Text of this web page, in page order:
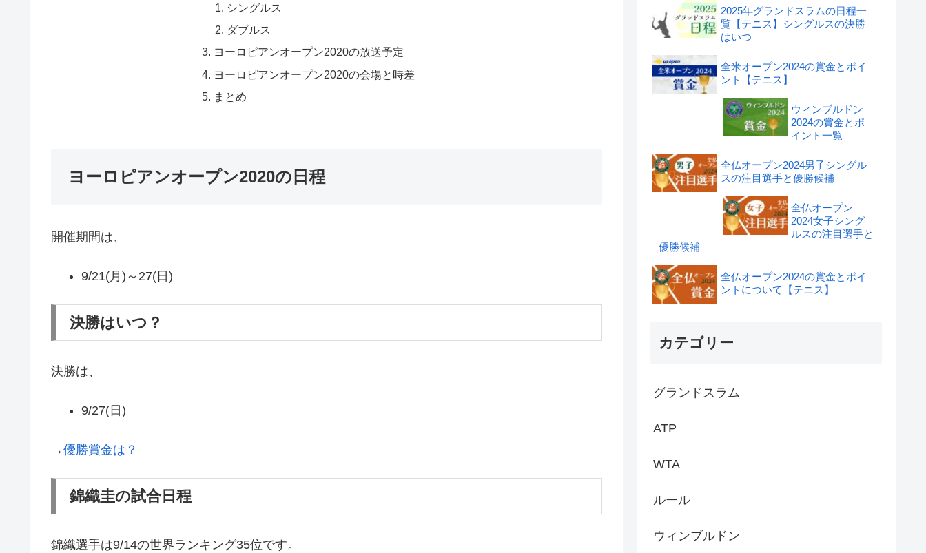
シングルス
ダブルス
ヨーロピアンオープン2020の放送予定
ヨーロピアンオープン2020の会場と時差
まとめ
ヨーロピアンオープン2020の日程
開催期間は、
9/21(月)～27(日)
決勝はいつ？
決勝は、
9/27(日)
→優勝賞金は？
錦織圭の試合日程
錦織選手は9/14の世界ランキング35位です。
2025年グランドスラムの日程一
覧【テニス】シングルスの決勝
はいつ
全米オープン2024の賞金とポイ
ント【テニス】
ウィンブルドン
2024の賞金とポ
イント一覧
全仏オープン2024男子シングル
スの注目選手と優勝候補
全仏オープン
2024女子シング
ルスの注目選手と
優勝候補
全仏オープン2024の賞金とポイ
ントについて【テニス】
カテゴリー
グランドスラム
ATP
WTA
ルール
ウィンブルドン